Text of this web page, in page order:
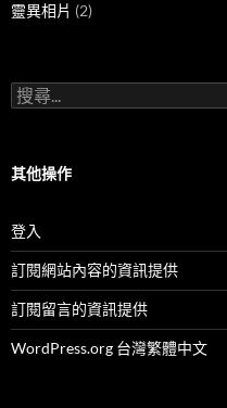
靈異相片 (2)
搜
尋
字:
其他操作
登入
訂閱網站內容的資訊提供
訂閱留言的資訊提供
WordPress.org 台灣繁體中文